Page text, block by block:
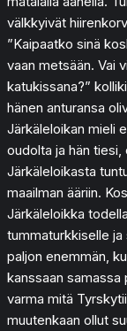
välkkyivät
”Kaipaatko sinä
vaan metsään. Vai
katukissana?”
hänen anturansa
Järkäleloikan mieli
oudolta ja hän
Järkäleloikasta
maailman ääriin.
Järkäleloikka
tummaturkkiselle
paljon enemmän,
kanssaan samassa
varma mitä
muutenkaan ollut